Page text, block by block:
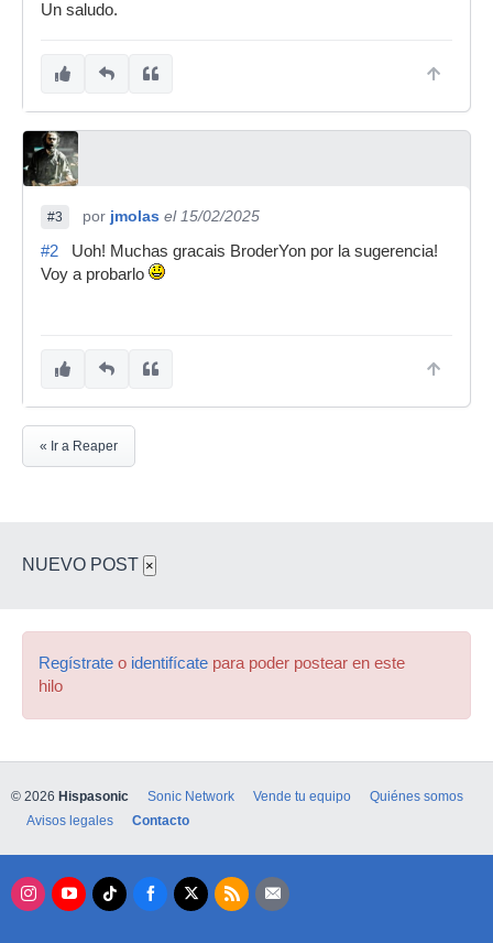
Un saludo.
#3 por jmolas el 15/02/2025
#2 Uoh! Muchas gracais BroderYon por la sugerencia!
Voy a probarlo
« Ir a Reaper
NUEVO POST ×
Regístrate o identifícate para poder postear en este
hilo
© 2026 Hispasonic Sonic Network Vende tu equipo
Quiénes somos
Avisos legales
Contacto